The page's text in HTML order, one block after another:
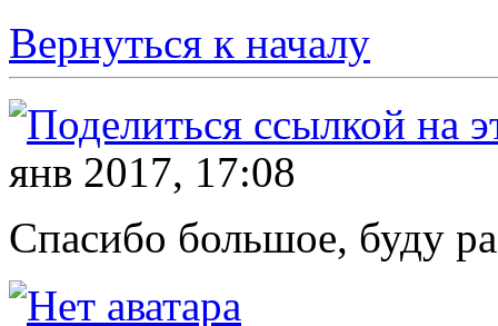
Вернуться к началу
янв 2017, 17:08
Спасибо большое, буду